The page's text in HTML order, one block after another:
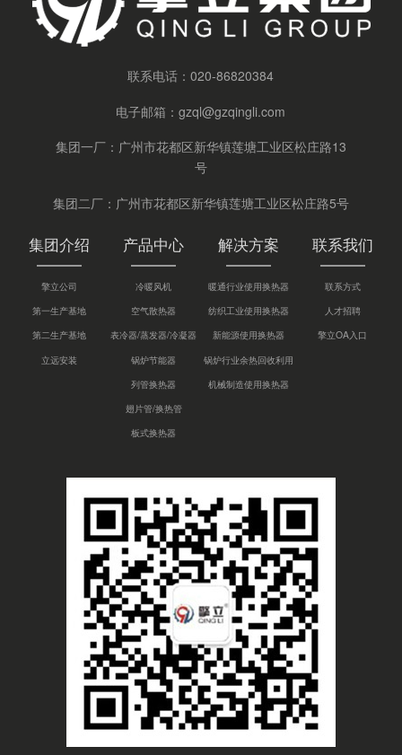
联系电话：020-86820384
电子邮箱：gzql@gzqingli.com
集团一厂：广州市花都区新华镇莲塘工业区松庄路13
号
集团二厂：广州市花都区新华镇莲塘工业区松庄路5号
集团介绍
擎立公司
第一生产基地
第二生产基地
立远安装
产品中心
冷暖风机
空气散热器
表冷器/蒸发器/冷凝器
锅炉节能器
列管换热器
翅片管/换热管
板式换热器
解决方案
暖通行业使用换热器
纺织工业使用换热器
新能源使用换热器
锅炉行业余热回收利用
机械制造使用换热器
联系我们
联系方式
人才招聘
擎立OA入口